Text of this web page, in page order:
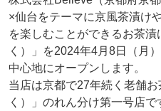
×仙台をテーマに京風茶漬け
を楽しむことができるお茶
く）」を2024年4月8日（月
中心地にオープンします。
当店は京都で27年続く老舗
く）」のれん分け第一号店で